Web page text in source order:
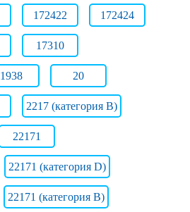
172422 172424
17310
1938 20
2217 (категория B)
22171
22171 (категория D)
22171 (категория В)